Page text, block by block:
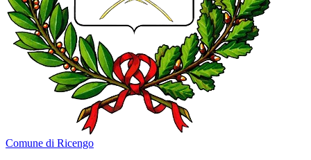
Comune di Ricengo